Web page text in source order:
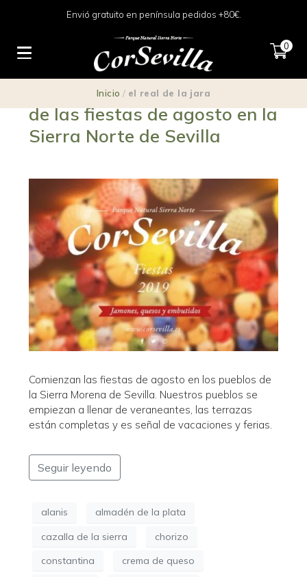
Envió gratuito en península pedidos +80€.
0
Inicio / el real de la jara
11 maridajes para disfrutar
de las fiestas de agosto en la
Sierra Norte de Sevilla
Comienzan las fiestas de agosto en los pueblos de
la Sierra Morena de Sevilla. Nuestros pueblos se
empiezan a llenar de veraneantes, las terrazas
están completas y es señal de vacaciones y ferias.
Seguir leyendo
alanis
almadén de la plata
cazalla de la sierra
chorizo
constantina
crema de queso